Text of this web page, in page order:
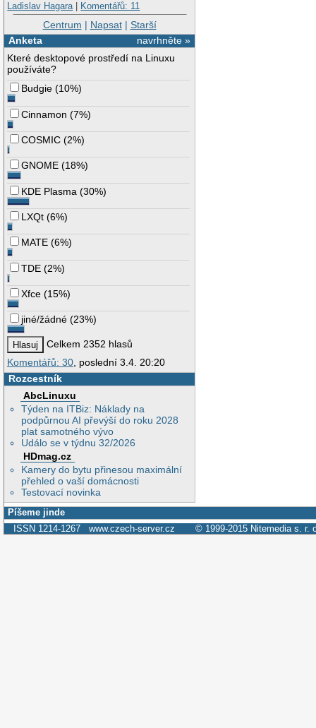
Ladislav Hagara| Komentářů: 11
Centrum | Napsat| Starší
navrhněte »
Anketa
Které desktopové prostředí na Linuxu
používáte?
Budgie (10%)
Cinnamon (7%)
COSMIC (2%)
GNOME (18%)
KDE Plasma (30%)
LXQt (6%)
MATE (6%)
TDE (2%)
Xfce (15%)
jiné/žádné (23%)
Celkem 2352 hlasů
Komentářů: 30 , poslední 3.4. 20:20
Rozcestník
AbcLinuxu
Týden na ITBiz: Náklady na
podpůrnou AI převýší do roku 2028
plat samotného vývo
Událo se v týdnu 32/2026
HDmag.cz
Kamery do bytu přinesou maximální
přehled o vaší domácnosti
Testovací novinka
Píšeme jinde
ISSN 1214-1267 www.czech-server.cz © 1999-2015 Nitemedia s. r.